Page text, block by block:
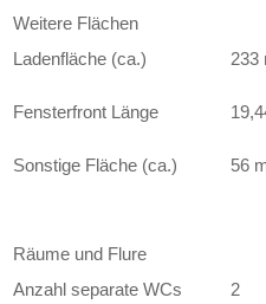
Weitere Flächen
Ladenfläche (ca.)
233
Fensterfront Länge
Sonstige Fläche (ca.) 56
Räume und Flure
Anzahl separate WCs
2